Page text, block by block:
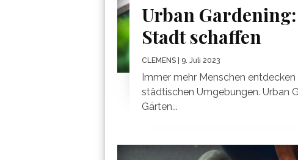
Urban
Stadt schaffen
CLEMENS | 9. Juli 2023
Immer mehr Menschen
städtischen Umgebungen. Urban
Gärten...